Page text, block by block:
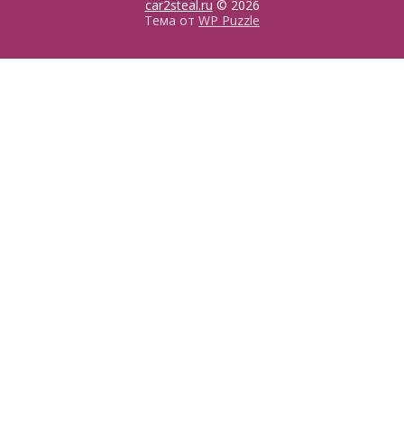
car2steal.ru © 2026
Тема от WP Puzzle